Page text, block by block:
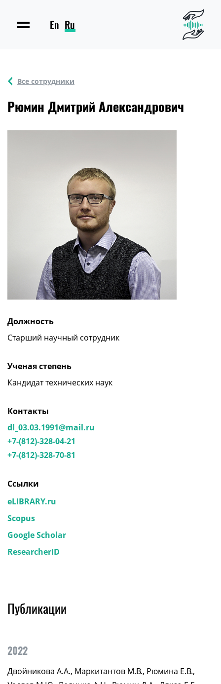
En Ru
Все сотрудники
Рюмин Дмитрий Александрович
Должность
Старший научный сотрудник
Ученая степень
Кандидат технических наук
Контакты
dl_03.03.1991@mail.ru
+7-(812)-328-04-21
+7-(812)-328-70-81
Ссылки
eLIBRARY.ru
Scopus
Google Scholar
ResearcherID
Публикации
2022
Двойникова А.А., Маркитантов М.В., Рюмина Е.В.,